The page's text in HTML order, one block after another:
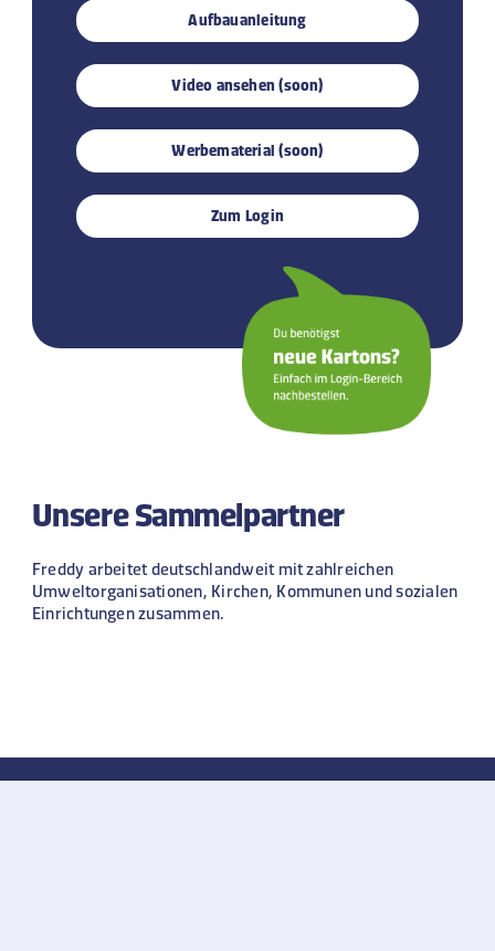
Aufbauanleitung
Video ansehen (soon)
Werbematerial (soon)
Zum Login
Unsere Sammelpartner
Freddy arbeitet deutschlandweit mit zahlreichen
Umweltorganisationen, Kirchen, Kommunen und sozialen
Einrichtungen zusammen.